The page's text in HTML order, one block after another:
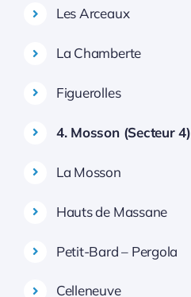
Les Arceaux
La Chamberte
Figuerolles
4. Mosson (Secteur 4)
La Mosson
Hauts de Massane
Petit-Bard – Pergola
Celleneuve